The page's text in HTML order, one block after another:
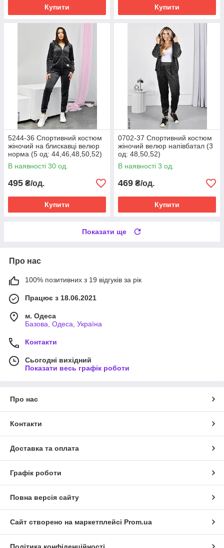
Купити Купити
5244-36 Спортивний костюм
жіночий на блискавці велюр
норма (5 од: 44,46,48,50,52)
В наявності 30 од.
495 ₴/од.
Купити
0702-37 Спортивний костюм
жіночий велюр напівбатал (3
од: 48,50,52)
В наявності 3 од.
469 ₴/од.
Купити
Показати ще
Про нас
100% позитивних з 19 відгуків за рік
Працює з 18.06.2021
м. Одеса
Базова, Одеса, Україна
Контакти
Сьогодні вихідний
Показати весь графік роботи
Про нас
Контакти
Доставка та оплата
Графік роботи
Повна версія сайту
Сайт створено на маркетплейсі Prom.ua